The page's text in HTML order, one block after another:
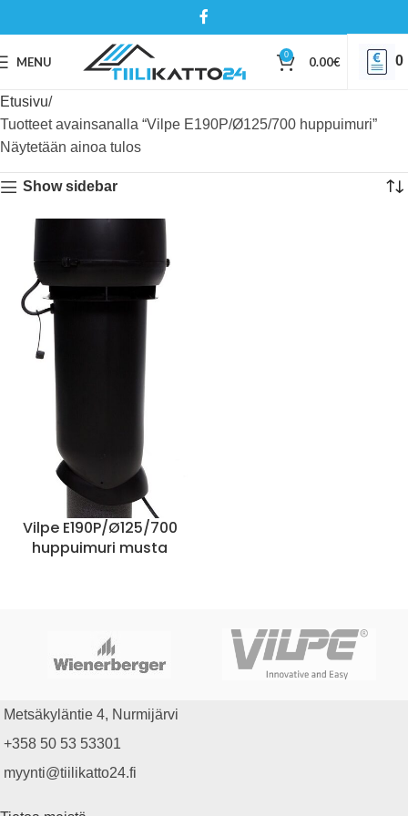
MENU 0 0.00€ 0
Etusivu
Tuotteet avainsanalla “Vilpe E190P/Ø125/700 huppuimuri”
Näytetään ainoa tulos
Show sidebar
Vilpe E190P/Ø125/700
huppuimuri musta
Metsäkyläntie 4, Nurmijärvi
+358 50 53 53301
myynti@tiilikatto24.fi